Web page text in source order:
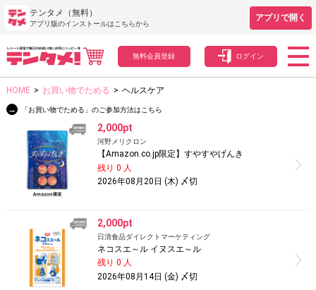
テンタメ（無料）
アプリ版のインストールはこちらから
アプリで開く
無料会員登録 ログイン
HOME > お買い物でためる > ヘルスケア
→
「お買い物でためる」のご参加方法はこちら
2,000pt
河野メリクロン
【Amazon.co.jp限定】すやすやげんき
残り 0 人
2026年08月20日 (木) 〆切
2,000pt
日清食品ダイレクトマーケティング
ネコスエ～ル イヌスエ～ル
残り 0 人
2026年08月14日 (金) 〆切